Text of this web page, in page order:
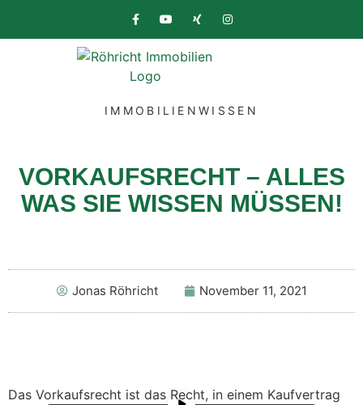
IMMOBILIENWISSEN
VORKAUFSRECHT – ALLES
WAS SIE WISSEN MÜSSEN!
Jonas Röhricht November 11, 2021
an Drittanbieter weitergegeben werden.
Das Vorkaufsrecht ist das Recht, in einem Kaufvertrag